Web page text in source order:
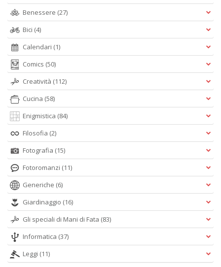
Benessere (27)
Bici (4)
Calendari (1)
Comics (50)
Creatività (112)
Cucina (58)
Enigmistica (84)
Filosofia (2)
Fotografia (15)
Fotoromanzi (11)
Generiche (6)
Giardinaggio (16)
Gli speciali di Mani di Fata (83)
Informatica (37)
Leggi (11)